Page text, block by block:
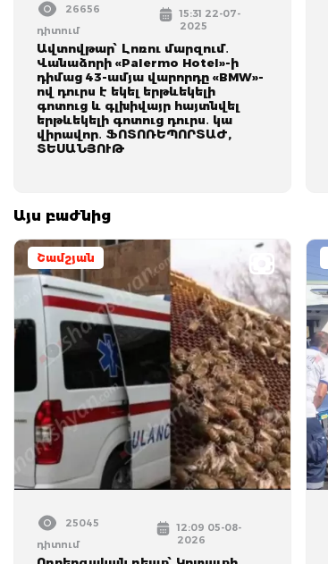
26656
դիտում
15:31 22-07-
2025
Ավտովթար՝ Լոռու մարզում․
Վանաձորի «Palermo Hotel»-ի
դիմաց 43-ամյա վարորդը «BMW»-
ով դուրս է եկել երթևեկելի
գոտուց և գլխիվայր հայտնվել
երթևեկելի գոտուց դուրս․ կա
վիրավոր․ ՖՈՏՈՌԵՊՈՐՏԱԺ,
ՏԵՍԱՆՅՈՒԹ
Այս բաժնից
Շամշյան
25045
դիտում
12:09 05-08-
2026